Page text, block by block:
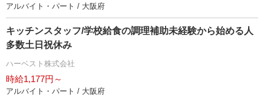
アルバイト・パート / 大阪府
キッチンスタッフ/学校給食の調理補助未経験から始める人
多数土日祝休み
ハーベスト株式会社
時給1,177円～
アルバイト・パート / 大阪府